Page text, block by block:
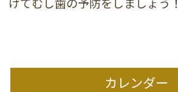
カレンダー